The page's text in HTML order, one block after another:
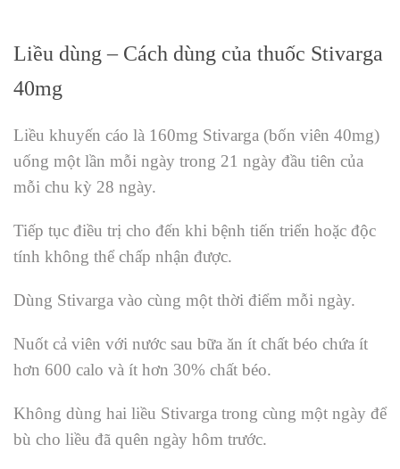
Liều dùng – Cách dùng của thuốc Stivarga
40mg
Liều khuyến cáo là 160mg Stivarga (bốn viên 40mg)
uống một lần mỗi ngày trong 21 ngày đầu tiên của
mỗi chu kỳ 28 ngày.
Tiếp tục điều trị cho đến khi bệnh tiến triển hoặc độc
tính không thể chấp nhận được.
Dùng Stivarga vào cùng một thời điểm mỗi ngày.
Nuốt cả viên với nước sau bữa ăn ít chất béo chứa ít
hơn 600 calo và ít hơn 30% chất béo.
Không dùng hai liều Stivarga trong cùng một ngày để
bù cho liều đã quên ngày hôm trước.